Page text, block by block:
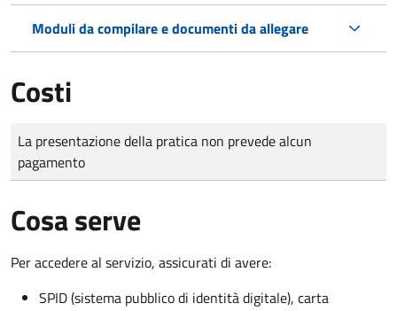
Moduli da compilare e documenti da allegare
Costi
Tipo di pagamento
Importo
La presentazione della pratica non prevede alcun
pagamento
Cosa serve
Per accedere al servizio, assicurati di avere:
SPID (sistema pubblico di identità digitale), carta